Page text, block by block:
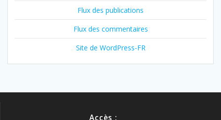
Flux des publications
Flux des commentaires
Site de WordPress-FR
Accès :